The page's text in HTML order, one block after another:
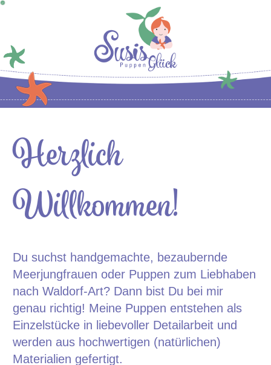
Herzlich
Willkommen!
Du suchst handgemachte, bezaubernde
Meerjungfrauen oder Puppen zum Liebhaben
nach Waldorf-Art? Dann bist Du bei mir
genau richtig! Meine Puppen entstehen als
Einzelstücke in liebevoller Detailarbeit und
werden aus hochwertigen (natürlichen)
Materialien gefertigt.